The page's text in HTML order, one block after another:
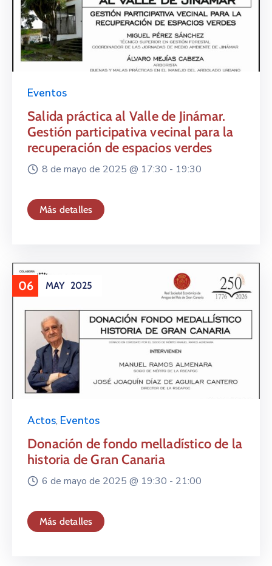
Eventos
Salida práctica al Valle de Jinámar.
Gestión participativa vecinal para la
recuperación de espacios verdes
8 de mayo de 2025 @ 17:30 - 19:30
Más detalles
06 MAY 2025
Actos, Eventos
Donación de fondo melladístico de la
historia de Gran Canaria
6 de mayo de 2025 @ 19:30 - 21:00
Más detalles